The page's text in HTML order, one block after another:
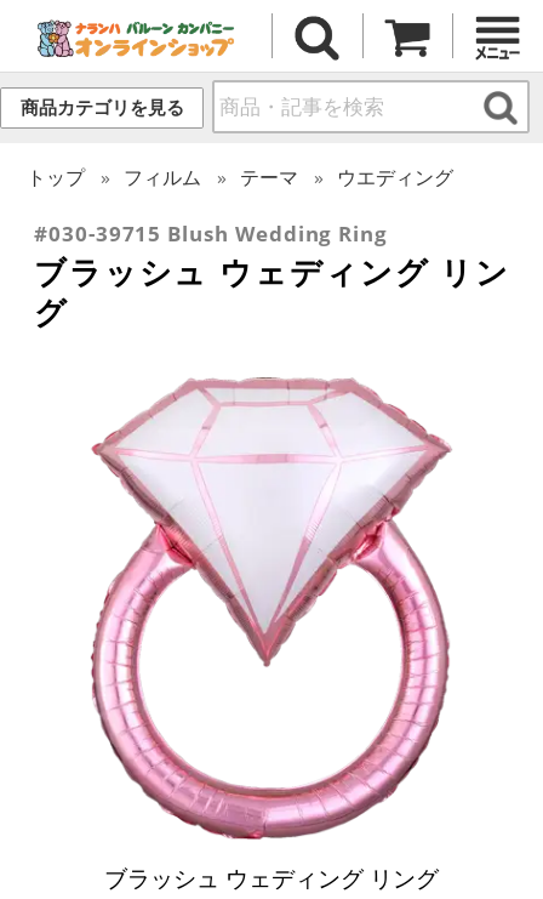
商品カテゴリを見る
トップ フィルム テーマ ウエディング
#030-39715 Blush Wedding Ring
ブラッシュ ウェディング リン
グ
ブラッシュ ウェディング リング